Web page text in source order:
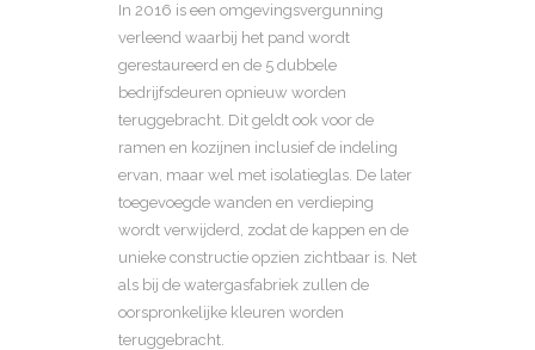
In 2016 is een omgevingsvergunning
verleend waarbij het pand wordt
gerestaureerd en de 5 dubbele
bedrijfsdeuren opnieuw worden
teruggebracht. Dit geldt ook voor de
ramen en kozijnen inclusief de indeling
ervan, maar wel met isolatieglas. De later
toegevoegde wanden en verdieping
wordt verwijderd, zodat de kappen en de
unieke constructie opzien zichtbaar is. Net
als bij de watergasfabriek zullen de
oorspronkelijke kleuren worden
teruggebracht.